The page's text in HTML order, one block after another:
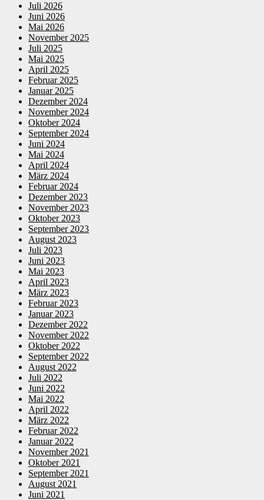
Juli 2026
Juni 2026
Mai 2026
November 2025
Juli 2025
Mai 2025
April 2025
Februar 2025
Januar 2025
Dezember 2024
November 2024
Oktober 2024
September 2024
Juni 2024
Mai 2024
April 2024
März 2024
Februar 2024
Dezember 2023
November 2023
Oktober 2023
September 2023
August 2023
Juli 2023
Juni 2023
Mai 2023
April 2023
März 2023
Februar 2023
Januar 2023
Dezember 2022
November 2022
Oktober 2022
September 2022
August 2022
Juli 2022
Juni 2022
Mai 2022
April 2022
März 2022
Februar 2022
Januar 2022
November 2021
Oktober 2021
September 2021
August 2021
Juni 2021